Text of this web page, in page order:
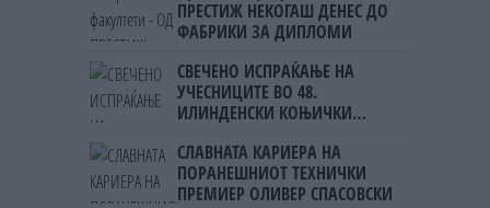
ПРЕСТИЖ НЕКОГАШ ДЕНЕС ДО
ФАБРИКИ ЗА ДИПЛОМИ
СВЕЧЕНО ИСПРАЌАЊЕ НА
УЧЕСНИЦИТЕ ВО 48.
ИЛИНДЕНСКИ КОЊИЧКИ
СЛАВНАТА КАРИЕРА НА
ПОРАНЕШНИОТ ТЕХНИЧКИ
ПРЕМИЕР ОЛИВЕР СПАСОВСКИ